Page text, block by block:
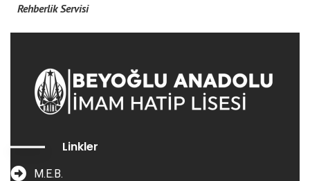
Rehberlik Servisi
Linkler
M.E.B.